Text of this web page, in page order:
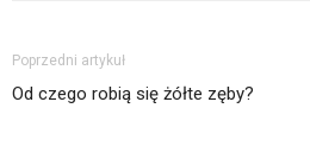
Poprzedni artykuł
Od czego robią się żółte zęby?